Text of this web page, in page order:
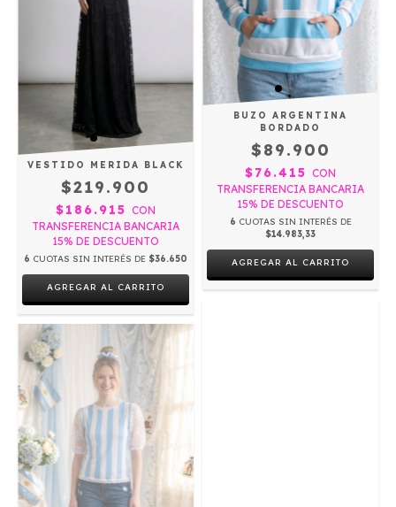
VESTIDO MERIDA BLACK
$219.900
$186.915 CON
TRANSFERENCIA BANCARIA
15% DE DESCUENTO
6 CUOTAS SIN INTERÉS DE $36.650
AGREGAR AL CARRITO
BUZO ARGENTINA
BORDADO
$89.900
$76.415 CON
TRANSFERENCIA BANCARIA
15% DE DESCUENTO
6 CUOTAS SIN INTERÉS DE
$14.983,33
AGREGAR AL CARRITO